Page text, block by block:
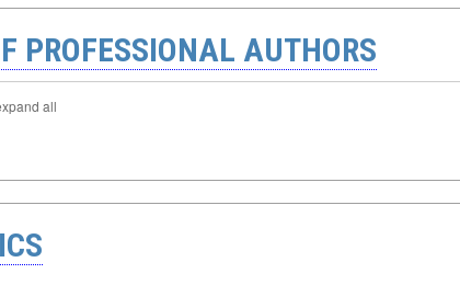
PROFESSIONAL AUTHORS
all